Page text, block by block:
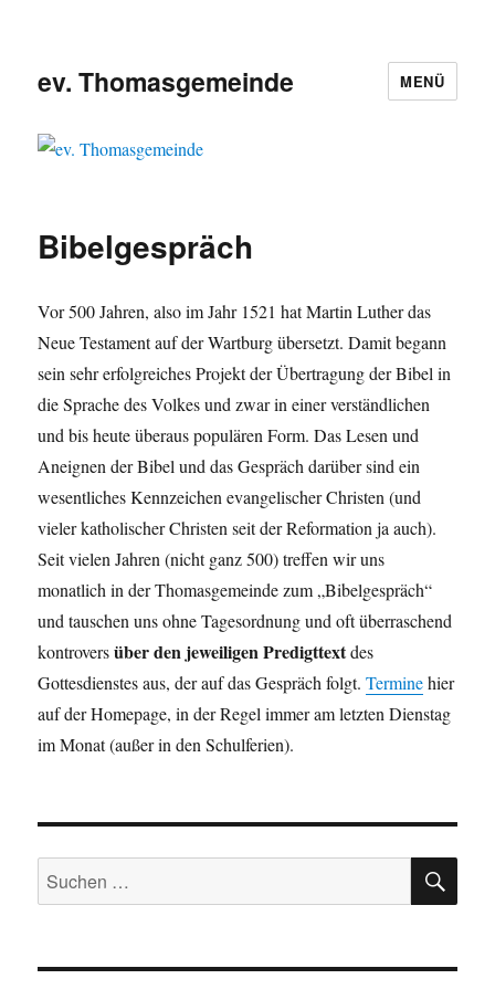
ev. Thomasgemeinde MENÜ
Bibelgespräch
Vor 500 Jahren, also im Jahr 1521 hat Martin Luther das
Neue Testament auf der Wartburg übersetzt. Damit begann
sein sehr erfolgreiches Projekt der Übertragung der Bibel in
die Sprache des Volkes und zwar in einer verständlichen
und bis heute überaus populären Form. Das Lesen und
Aneignen der Bibel und das Gespräch darüber sind ein
wesentliches Kennzeichen evangelischer Christen (und
vieler katholischer Christen seit der Reformation ja auch).
Seit vielen Jahren (nicht ganz 500) treffen wir uns
monatlich in der Thomasgemeinde zum „Bibelgespräch“
und tauschen uns ohne Tagesordnung und oft überraschend
kontroversüber den jeweiligen Predigttextdes
Gottesdienstes aus, der auf das Gespräch folgt.Terminehier
auf der Homepage, in der Regel immer am letzten Dienstag
im Monat (außer in den Schulferien).
Suchen
nach: